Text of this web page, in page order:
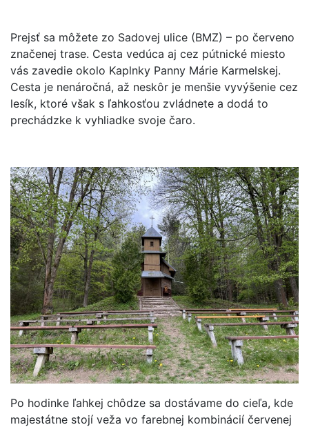
Prejsť sa môžete zo Sadovej ulice (BMZ) – po červeno
značenej trase. Cesta vedúca aj cez pútnické miesto
vás zavedie okolo Kaplnky Panny Márie Karmelskej.
Cesta je nenáročná, až neskôr je menšie vyvýšenie cez
lesík, ktoré však s ľahkosťou zvládnete a dodá to
prechádzke k vyhliadke svoje čaro.
Po hodinke ľahkej chôdze sa dostávame do cieľa, kde
majestátne stojí veža vo farebnej kombinácií červenej